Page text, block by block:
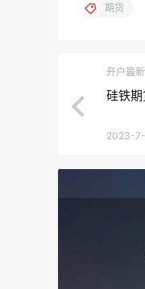
期货
开户最
硅铁期
2023-